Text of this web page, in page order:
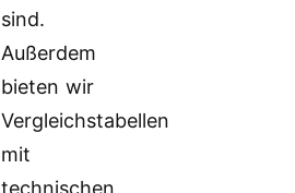
sind.
Außerdem
bieten wir
Vergleichstabellen
mit
technischen